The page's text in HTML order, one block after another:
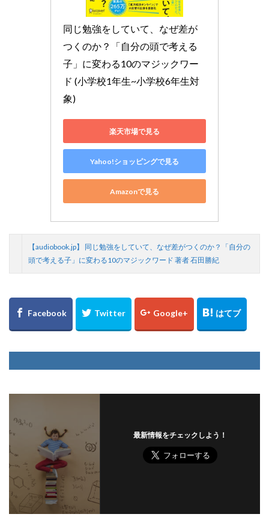
同じ勉強をしていて、なぜ差が
つくのか？「自分の頭で考える
子」に変わる10のマジックワー
ド (小学校1年生~小学校6年生対
象)
楽天市場で見る
Yahoo!ショッピングで見る
Amazonで見る
【audiobook.jp】 同じ勉強をしていて、なぜ差がつくのか？「自分の
頭で考える子」に変わる10のマジックワード 著者 石田勝紀
最新情報をチェックしよう！